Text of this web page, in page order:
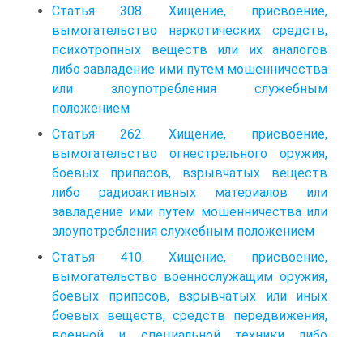
Статья 308. Хищение, присвоение,
вымогательство наркотических средств,
психотропных веществ или их аналогов
либо завладение ими путем мошенничества
или злоупотребления служебным
положением
Статья 262. Хищение, присвоение,
вымогательство огнестрельного оружия,
боевых припасов, взрывчатых веществ
либо радиоактивных материалов или
завладение ими путем мошенничества или
злоупотребления служебным положением
Статья 410. Хищение, присвоение,
вымогательство военнослужащим оружия,
боевых припасов, взрывчатых или иных
боевых веществ, средств передвижения,